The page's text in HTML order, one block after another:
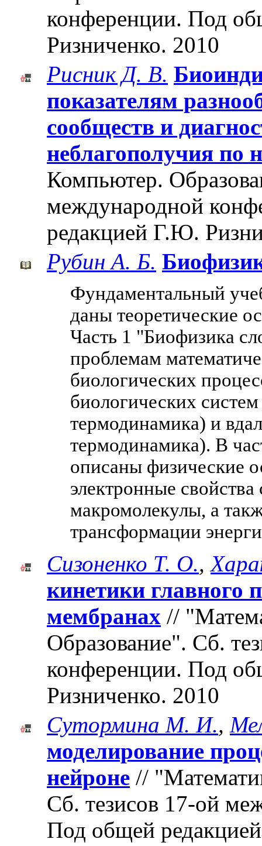
конференции. Под
Ризниченко. 2010
Рисник Д. В.
показателям
сообществ и
неблагополучия по
Компьютер.
международной
редакцией Г.Ю.
Рубин А. Б.
Фундаментальный
даны теоретические
Часть 1 "Биофизика
проблемам
биологических
биологических
термодинамика) и
термодинамика). В
описаны физические
электронные
макромолекулы, а
трансформации
Сизоненко Т. О.,
кинетики главного
мембранах //
Образование". Cб.
конференции. Под
Ризниченко. 2010
Сутормина М. И.,
моделирование
нейроне //
Cб. тезисов 17-ой
Под общей